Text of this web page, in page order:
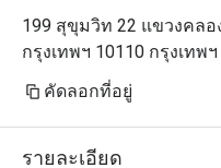
199 สุขุมวิท 22 แขวงคลอ
กรุงเทพฯ 10110 กรุงเทพฯ
คัดลอกที่อยู่
รายละเอียด